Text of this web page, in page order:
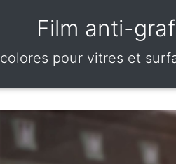
Film anti-
pour vitres et